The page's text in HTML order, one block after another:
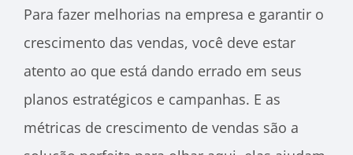
Para fazer melhorias na empresa e garantir o
crescimento das vendas, você deve estar
atento ao que está dando errado em seus
planos estratégicos e campanhas. E as
métricas de crescimento de vendas são a